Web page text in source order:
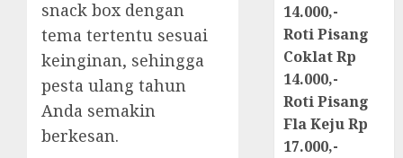
snack box dengan
tema tertentu sesuai
keinginan, sehingga
pesta ulang tahun
Anda semakin
berkesan.
14.000,-
Roti Pisang
Coklat Rp
14.000,-
Roti Pisang
Fla Keju Rp
17.000,-